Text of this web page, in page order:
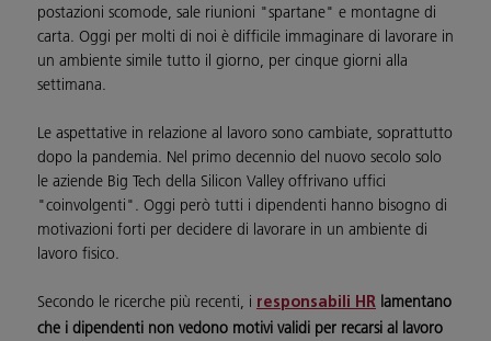
postazioni scomode, sale riunioni "spartane" e montagne di
carta. Oggi per molti di noi è difficile immaginare di lavorare in
un ambiente simile tutto il giorno, per cinque giorni alla
settimana.
Le aspettative in relazione al lavoro sono cambiate, soprattutto
dopo la pandemia. Nel primo decennio del nuovo secolo solo
le aziende Big Tech della Silicon Valley offrivano uffici
"coinvolgenti". Oggi però tutti i dipendenti hanno bisogno di
motivazioni forti per decidere di lavorare in un ambiente di
lavoro fisico.
Secondo le ricerche più recenti, i responsabili HR lamentano
che i dipendenti non vedono motivi validi per recarsi al lavoro